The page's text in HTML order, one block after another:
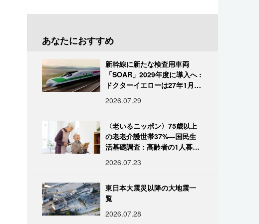
あなたにおすすめ
新幹線に新たな検査用車両
「SOAR」2029年度に導入へ :
ドクターイエローは27年1月に
2026.07.29
〈老いるニッポン〉75歳以上
の老老介護世帯37%―国民生
活基礎調査 : 高齢者の1人暮ら
2026.07.23
東日本大震災以降の大地震一
覧
2026.07.28